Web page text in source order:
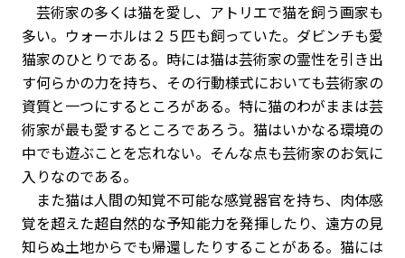
芸術家の多くは猫を愛し、アトリエで猫を飼う画家も
多い。ウォーホルは２５匹も飼っていた。ダビンチも愛
猫家のひとりである。時には猫は芸術家の霊性を引き出
す何らかの力を持ち、その行動様式においても芸術家の
資質と一つにするところがある。特に猫のわがままは芸
術家が最も愛するところであろう。猫はいかなる環境の
中でも遊ぶことを忘れない。そんな点も芸術家のお気に
入りなのである。
また猫は人間の知覚不可能な感覚器官を持ち、肉体感
覚を超えた超自然的な予知能力を発揮したり、遠方の見
知らぬ土地からでも帰還したりすることがある。猫には